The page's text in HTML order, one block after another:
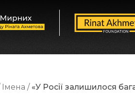
Імена «У Росії залишилося